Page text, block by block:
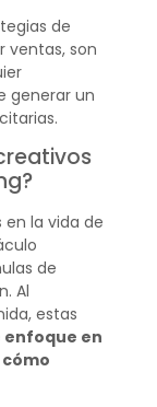
de
ventas, son
generar un
la vida de
de
Al
estas
enfoque en